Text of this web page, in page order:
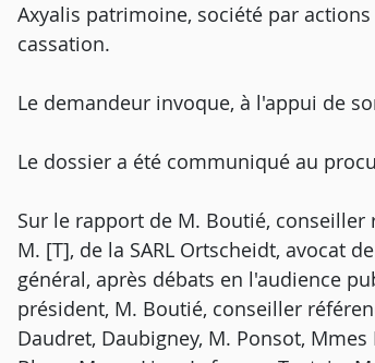
Axyalis patrimoine, société par
cassation.
Le demandeur invoque, à l'appui de
Le dossier a été communiqué au
Sur le rapport de M. Boutié, conseiller
M. [T], de la SARL Ortscheidt, avocat
général, après débats en l'audience
président, M. Boutié, conseiller
Daudret, Daubigney, M. Ponsot,